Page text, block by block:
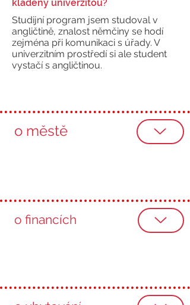
kladeny univerzitou?
Studijní program jsem studoval v
angličtině, znalost němčiny se hodí
zejména při komunikaci s úřady. V
univerzitním prostředí si ale student
vystačí s angličtinou.
o městě
o financích